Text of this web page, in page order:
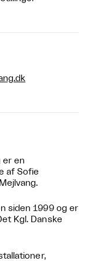
er en
af Sofie
siden 1999 og er
Kgl. Danske